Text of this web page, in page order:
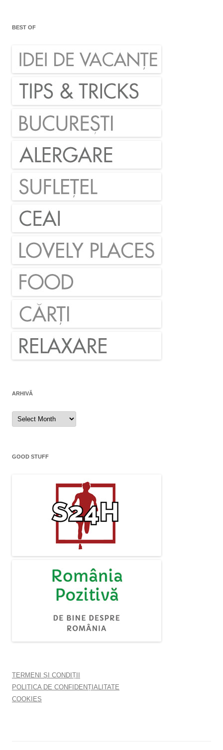
BEST OF
ARHIVĂ
Arhivă
GOOD STUFF
TERMENI ȘI CONDIȚII
POLITICA DE CONFIDENȚIALITATE
COOKIES